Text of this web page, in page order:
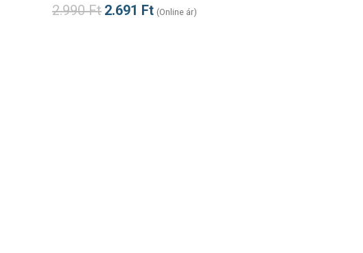
2.990Ft 2.691 Ft (Online ár)